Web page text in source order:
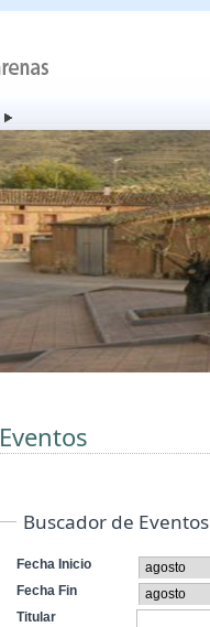
Eventos
Buscador de Eventos
Fecha Inicio
Fecha Fin
Titular